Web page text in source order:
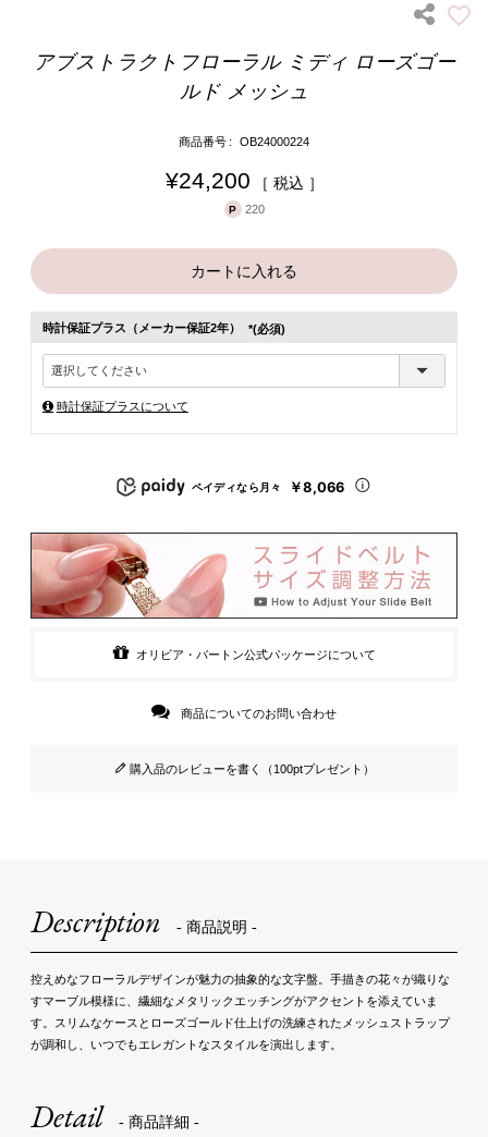
アブストラクトフローラル ミディ ローズゴー
ルド メッシュ
商品番号 OB24000224
¥24,200 税込
220
カートに入れる
時計保証プラス（メーカー保証2年） (必須)
時計保証プラスについて
ペイディなら月々 ￥8,066
オリビア・バートン公式パッケージについて
商品についてのお問い合わせ
購入品のレビューを書く（100ptプレゼント）
Description - 商品説明 -
控えめなフローラルデザインが魅力の抽象的な文字盤。手描きの花々が織りな
すマーブル模様に、繊細なメタリックエッチングがアクセントを添えていま
す。スリムなケースとローズゴールド仕上げの洗練されたメッシュストラップ
が調和し、いつでもエレガントなスタイルを演出します。
Detail - 商品詳細 -